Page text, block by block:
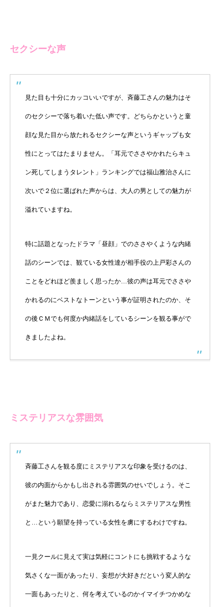
セクシーな声
見た目も十分にカッコいいですが、斉藤工さんの魅力はそ
のセクシーで落ち着いた低い声です。どちらかというと童
顔な見た目から放たれるセクシーな声というギャップも女
性にとってはたまりません。「耳元でささやかれたらキュ
ン死してしまうタレント」ランキングでは福山雅治さんに
次いで２位に選ばれた声からは、大人の男としての魅力が
溢れていますね。
特に話題となったドラマ「昼顔」でのささやくような内緒
話のシーンでは、観ている女性達が相手役の上戸彩さんの
ことをどれほど羨ましく思ったか…彼の声は耳元でささや
かれるのにベストなトーンという事が証明されたのか、そ
の後ＣＭでも何度か内緒話をしているシーンを観る事がで
きましたよね。
ミステリアスな雰囲気
斉藤工さんを観る度にミステリアスな印象を受けるのは、
彼の内面からかもし出される雰囲気のせいでしょう。そこ
がまた魅力であり、恋愛に溺れるならミステリアスな男性
と…という願望を持っている女性を虜にするわけですね。
一見クールに見えて実は気軽にコントにも挑戦するような
気さくな一面があったり、妄想が大好きだという変人的な
一面もあったりと、何を考えているのかイマイチつかめな